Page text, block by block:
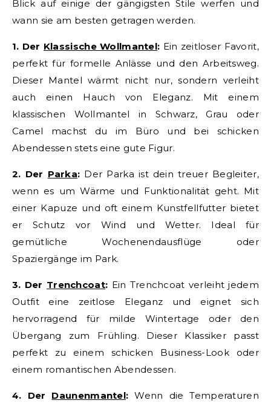
Blick auf einige der gängigsten Stile werfen und
wann sie am besten getragen werden.
1. Der Klassische Wollmantel: Ein zeitloser Favorit,
perfekt für formelle Anlässe und den Arbeitsweg.
Dieser Mantel wärmt nicht nur, sondern verleiht
auch einen Hauch von Eleganz. Mit einem
klassischen Wollmantel in Schwarz, Grau oder
Camel machst du im Büro und bei schicken
Abendessen stets eine gute Figur.
2. Der Parka: Der Parka ist dein treuer Begleiter,
wenn es um Wärme und Funktionalität geht. Mit
einer Kapuze und oft einem Kunstfellfutter bietet
er Schutz vor Wind und Wetter. Ideal für
gemütliche Wochenendausflüge oder
Spaziergänge im Park.
3. Der Trenchcoat: Ein Trenchcoat verleiht jedem
Outfit eine zeitlose Eleganz und eignet sich
hervorragend für milde Wintertage oder den
Übergang zum Frühling. Dieser Klassiker passt
perfekt zu einem schicken Business-Look oder
einem romantischen Abendessen.
4. Der Daunenmantel: Wenn die Temperaturen